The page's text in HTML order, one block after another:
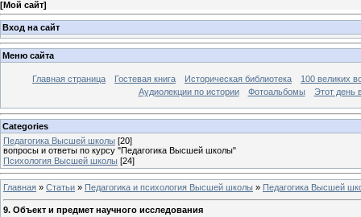
[Мой сайт]
Вход на сайт
Меню сайта
Главная страница Гостевая книга Историческая библиотека
100 великих
Аудиолекции по истории
Фотоальбомы Этот день
Categories
Педагогика Высшей школы [20]
вопросы и ответы по курсу "Педагогика Высшей школы"
Психология Высшей школы [24]
Главная » Статьи » Педагогика и психология Высшей школы » Педагогика Высшей
9. Объект и предмет научного исследования